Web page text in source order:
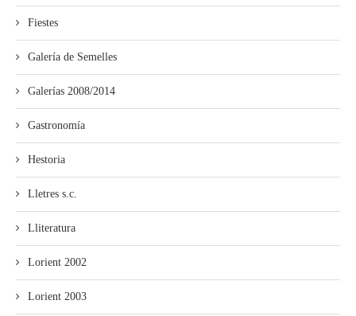
Fiestes
Galería de Semelles
Galerías 2008/2014
Gastronomía
Hestoria
Lletres s.c.
Lliteratura
Lorient 2002
Lorient 2003